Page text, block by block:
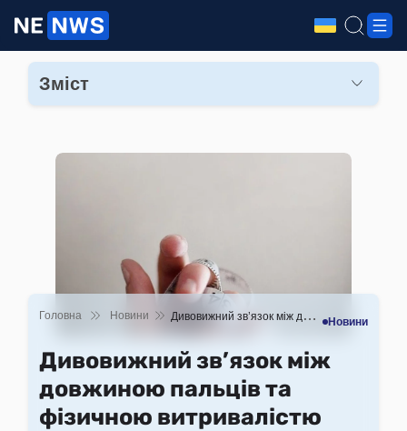
Головна Новини Дивовижний зв’язок між довжиною пальців та фізичною витривалістю Новини
Дивовижний зв’язок між
довжиною пальців та
фізичною витривалістю
Зміст